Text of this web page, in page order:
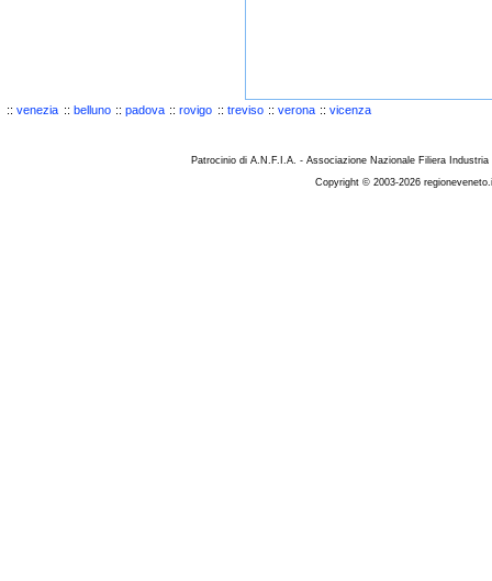
:: venezia :: belluno :: padova :: rovigo :: treviso :: verona :: vicenza
Patrocinio di A.N.F.I.A. - Associazione Nazionale Filiera
Copyright © 2003-2026